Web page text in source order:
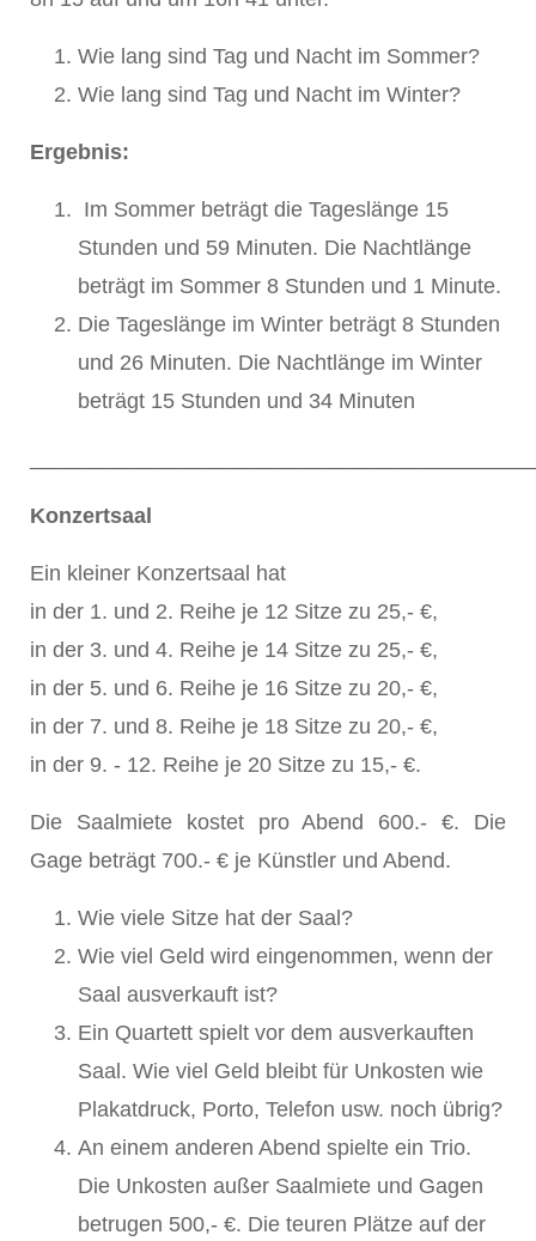
Wie lang sind Tag und Nacht im Sommer?
Wie lang sind Tag und Nacht im Winter?
Ergebnis:
Im Sommer beträgt die Tageslänge 15
Stunden und 59 Minuten. Die Nachtlänge
beträgt im Sommer 8 Stunden und 1 Minute.
Die Tageslänge im Winter beträgt 8 Stunden
und 26 Minuten. Die Nachtlänge im Winter
beträgt 15 Stunden und 34 Minuten
Konzertsaal
Ein kleiner Konzertsaal hat
in der 1. und 2. Reihe je 12 Sitze zu 25,- €,
in der 3. und 4. Reihe je 14 Sitze zu 25,- €,
in der 5. und 6. Reihe je 16 Sitze zu 20,- €,
in der 7. und 8. Reihe je 18 Sitze zu 20,- €,
in der 9. - 12. Reihe je 20 Sitze zu 15,- €.
Die Saalmiete kostet pro Abend 600.- €. Die
Gage beträgt 700.- € je Künstler und Abend.
Wie viele Sitze hat der Saal?
Wie viel Geld wird eingenommen, wenn der
Saal ausverkauft ist?
Ein Quartett spielt vor dem ausverkauften
Saal. Wie viel Geld bleibt für Unkosten wie
Plakatdruck, Porto, Telefon usw. noch übrig?
An einem anderen Abend spielte ein Trio.
Die Unkosten außer Saalmiete und Gagen
betrugen 500,- €. Die teuren Plätze auf der